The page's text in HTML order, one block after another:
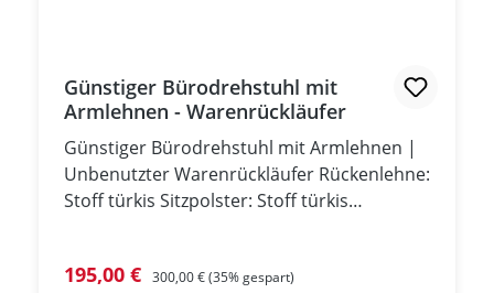
Günstiger Bürodrehstuhl mit
Armlehnen - Warenrückläufer
Günstiger Bürodrehstuhl mit Armlehnen |
Unbenutzter Warenrückläufer Rückenlehne:
Stoff türkis Sitzpolster: Stoff türkis
Rollen: Hellgrau - gebremst weich
Verkaufspreis:
195,00 € Regulärer Preis:
300,00 €(35% gespart)